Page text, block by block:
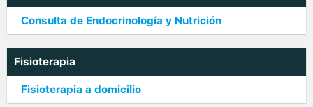
Consulta de Endocrinología y Nutrición
Fisioterapia
Fisioterapia a domicilio